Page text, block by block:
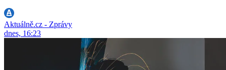
Aktuálně.cz - Zprávy
dnes, 16:23